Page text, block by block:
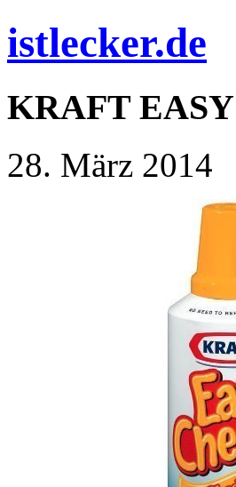
istlecker.de
KRAFT EASY
28. März 2014